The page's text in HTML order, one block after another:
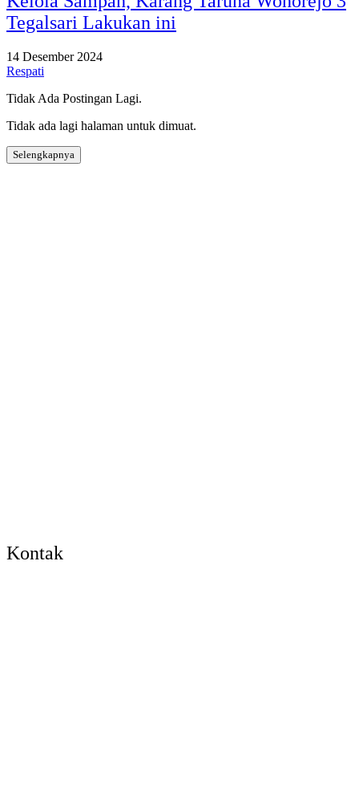
Tegalsari Lakukan ini
14 Desember 2024
Respati
Tidak Ada Postingan Lagi.
Tidak ada lagi halaman untuk dimuat.
Selengkapnya
Kontak